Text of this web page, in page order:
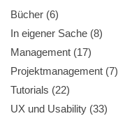
Bücher (6)
In eigener Sache (8)
Management (17)
Projektmanagement (7)
Tutorials (22)
UX und Usability (33)